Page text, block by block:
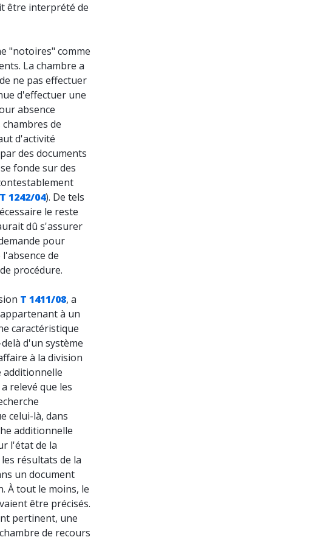
être interprété de
"notoires" comme
La chambre a
ne pas effectuer
d'effectuer une
absence
de
d'activité
des documents
fonde sur des
T 1242/04). De tels
le reste
dû s'assurer
pour
de
procédure.
T 1411/08, a
à un
caractéristique
d'un système
à la division
additionnelle
relevé que les
celui-là, dans
additionnelle
l'état de la
résultats de la
un document
À tout le moins, le
être précisés.
pertinent, une
de recours